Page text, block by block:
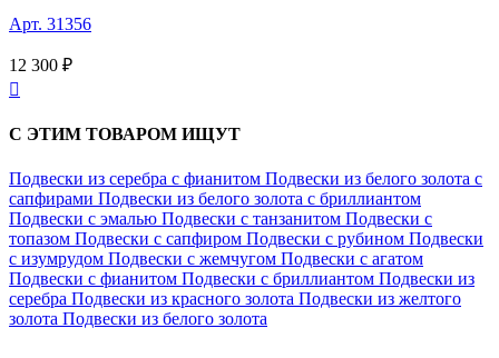
Арт. 31356
12 300 ₽

С ЭТИМ ТОВАРОМ ИЩУТ
Подвески из серебра с фианитом Подвески из белого золота с
сапфирами Подвески из белого золота с бриллиантом
Подвески с эмалью Подвески с танзанитом Подвески с
топазом Подвески с сапфиром Подвески с рубином Подвески
с изумрудом Подвески с жемчугом Подвески с агатом
Подвески с фианитом Подвески с бриллиантом Подвески из
серебра Подвески из красного золота Подвески из желтого
золота Подвески из белого золота